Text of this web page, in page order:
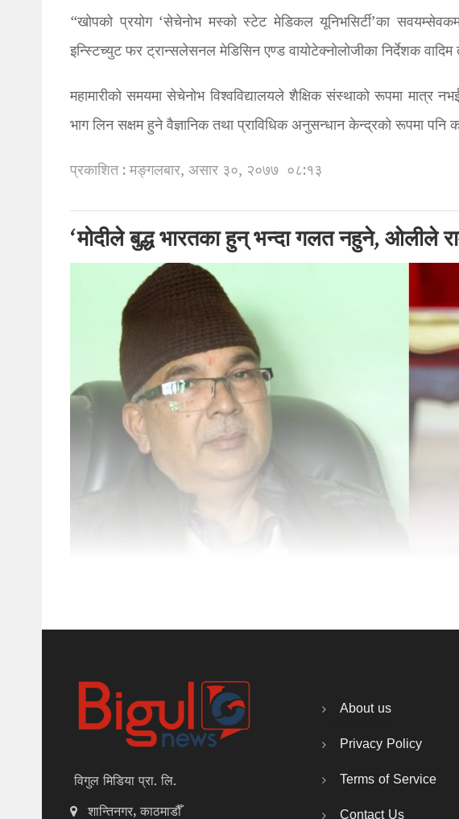
“खोपको प्रयोग ‘सेचेनोभ मस्को स्टेट मेडिकल यूनिभसिर्टी’का
इन्स्टिच्युट फर ट्रान्सलेसनल मेडिसिन एण्ड वायोटेक्नोलोजीका निर्देशक
महामारीको समयमा सेचेनोभ विश्वविद्यालयले शैक्षिक संस्थाको रूपमा मात्र
भाग लिन सक्षम हुने वैज्ञानिक तथा प्राविधिक अनुसन्धान केन्द्रको रूपमा पनि
प्रकाशित : मङ्गलबार, असार ३०, २०७७ ०८:१३
‘मोदीले बुद्ध भारतका हुन् भन्दा गलत नहुने, ओलीले
विगुल मिडिया प्रा. लि.
शान्तिनगर, काठमाडौँ
About us
Privacy Policy
Terms of Service